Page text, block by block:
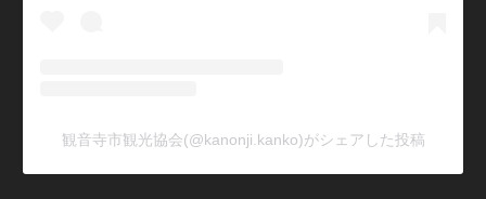
観音寺市観光協会(@kanonji.kanko)がシェアした投稿